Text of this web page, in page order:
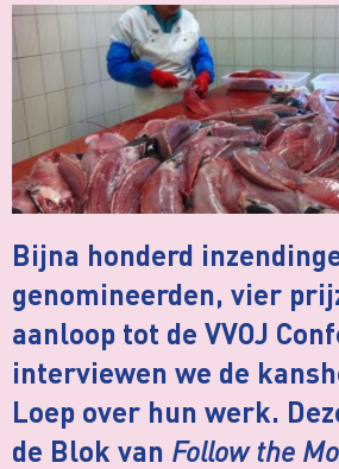
Bijna honderd
genomineerden, vier
aanloop tot de VVOJ
interviewen we de
Loep over hun werk.
de Blok van Follow the